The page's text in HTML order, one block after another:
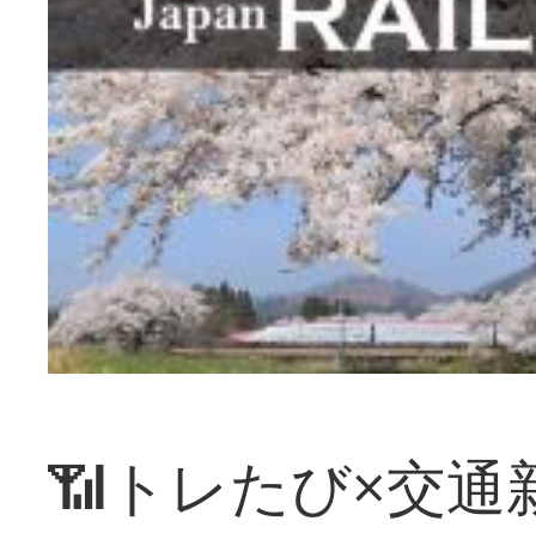
📶トレたび×交通